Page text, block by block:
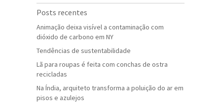
Posts recentes
Animação deixa visível a contaminação com
dióxido de carbono em NY
Tendências de sustentabilidade
Lã para roupas é feita com conchas de ostra
recicladas
Na Índia, arquiteto transforma a poluição do ar em
pisos e azulejos